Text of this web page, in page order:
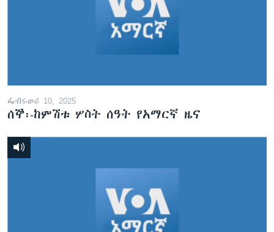
ፌብሩወሪ 10, 2025
ሰኞ፡-ከምሽቱ ሦስት ሰዓት የአማርኛ ዜና